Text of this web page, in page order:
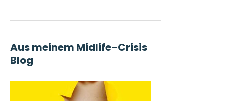
Aus meinem Midlife-Crisis
Blog